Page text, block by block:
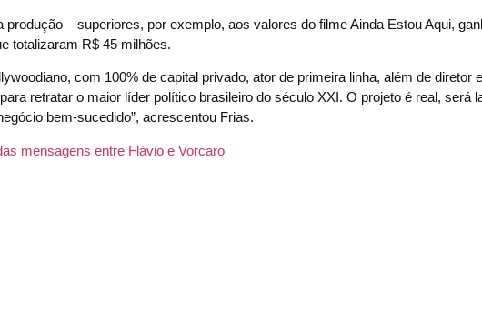
– superiores, por exemplo, aos valores do filme Ainda Estou Aqui,
totalizaram R$ 45 milhões.
com 100% de capital privado, ator de primeira linha, além de diretor
retratar o maior líder político brasileiro do século XXI. O projeto é real, será
bem-sucedido”, acrescentou Frias.
mensagens entre Flávio e Vorcaro